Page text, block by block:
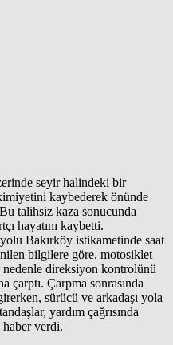
seyir halindeki bir
kaybederek önünde
talihsiz kaza sonucunda
hayatını kaybetti.
Bakırköy istikametinde saat
bilgilere göre, motosiklet
direksiyon kontrolünü
çarptı. Çarpma sonrasında
sürücü ve arkadaşı yola
yardım çağrısında
verdi.